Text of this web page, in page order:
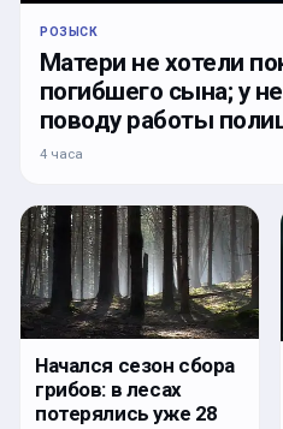
РОЗЫСК
Матери не хотели
погибшего сына; у
поводу работы
4 часа
Начался сезон сбора
грибов: в лесах
потерялись уже 28